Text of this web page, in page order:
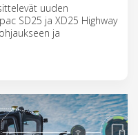
uuden
SD25 ja XD25 Highway
ja